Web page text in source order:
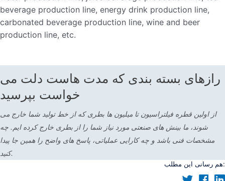
beverage production line, energy drink production line,
carbonated beverage production line, wine and beer
production line, etc.
رازهای بسته بندی که مدت هاست دلت می
خواست بپرسید
از اولین قطره فیلتراسیون تا میلیون ها بطری که از خط تولید شما خارج می
شوند، ما بینش های صنعتی مورد نیاز شما را از بطری خارج کرده ایم. چه
مشخصات فنی باشد و چه کارایی عملیاتی، پاسخ های واضح را همین جا پیدا
کنید.
هم رسانی این مطلب: